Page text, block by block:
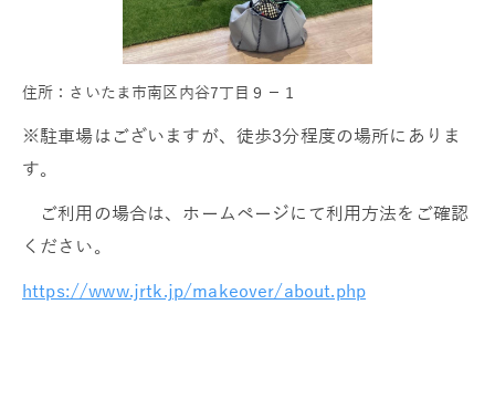
住所：さいたま市南区内谷7丁目９－１
※駐車場はございますが、徒歩3分程度の場所にありま
す。
ご利用の場合は、ホームページにて利用方法をご確認
ください。
https://www.jrtk.jp/makeover/about.php